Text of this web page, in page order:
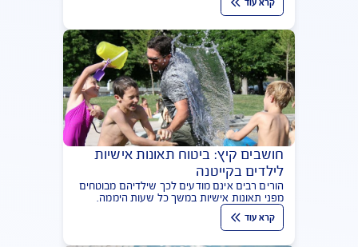
על ניקיון לפסח ועל ביטוח תאונות
אישיות
תקופה מועדת לתאונות אישיות היא ללא ספק
התקופה שלפני חג הפסח. בעוד אנו מותחים את
גופנו אל התריסים, או מתכופפים אל הרצפה, אנו
חשופים לנפילות, החלקות ופציעות. אז לפני
שאתם עושים ניקיון לפסח כמה טיפים לניקיון ועוד
אחד לביטוח
קרא עוד